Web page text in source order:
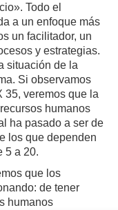
Todo el
a un enfoque más
un facilitador, un
y estrategias.
situación de la
Si observamos
35, veremos que la
humanos
ha pasado a ser de
los que dependen
5 a 20.
que los
de tener
humanos